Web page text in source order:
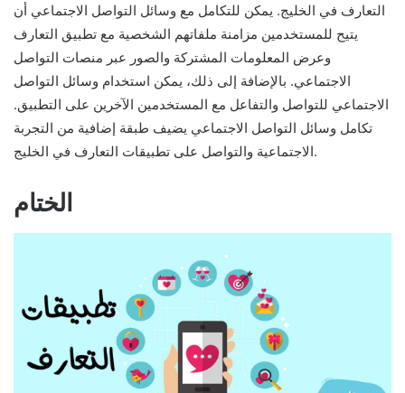
التعارف في الخليج. يمكن للتكامل مع وسائل التواصل الاجتماعي أن
يتيح للمستخدمين مزامنة ملفاتهم الشخصية مع تطبيق التعارف
وعرض المعلومات المشتركة والصور عبر منصات التواصل
الاجتماعي. بالإضافة إلى ذلك، يمكن استخدام وسائل التواصل
الاجتماعي للتواصل والتفاعل مع المستخدمين الآخرين على التطبيق.
تكامل وسائل التواصل الاجتماعي يضيف طبقة إضافية من التجربة
الاجتماعية والتواصل على تطبيقات التعارف في الخليج.
الختام